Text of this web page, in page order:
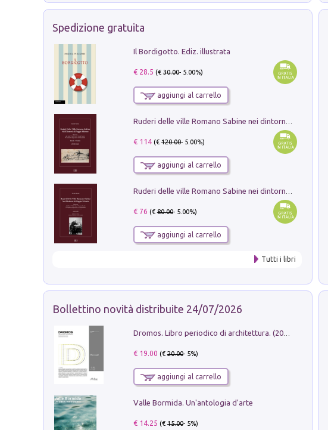
Spedizione gratuita
Il Bordigotto. Ediz. illustrata
€ 28.5 (€30.00- 5.00%)
aggiungi al carrello
€ 114(€120.00- 5.00%)
aggiungi al carrello
€ 76 (€80.00- 5.00%)
aggiungi al carrello
Tutti i libri
Bollettino novità distribuite 24/07/2026
Dromos. Libro periodico di architettura. (2026). Vol. 15: Post-model
€ 19.00 (€20.00- 5%)
aggiungi al carrello
Valle Bormida. Un'antologia d'arte
€ 14.25 (€15.00- 5%)